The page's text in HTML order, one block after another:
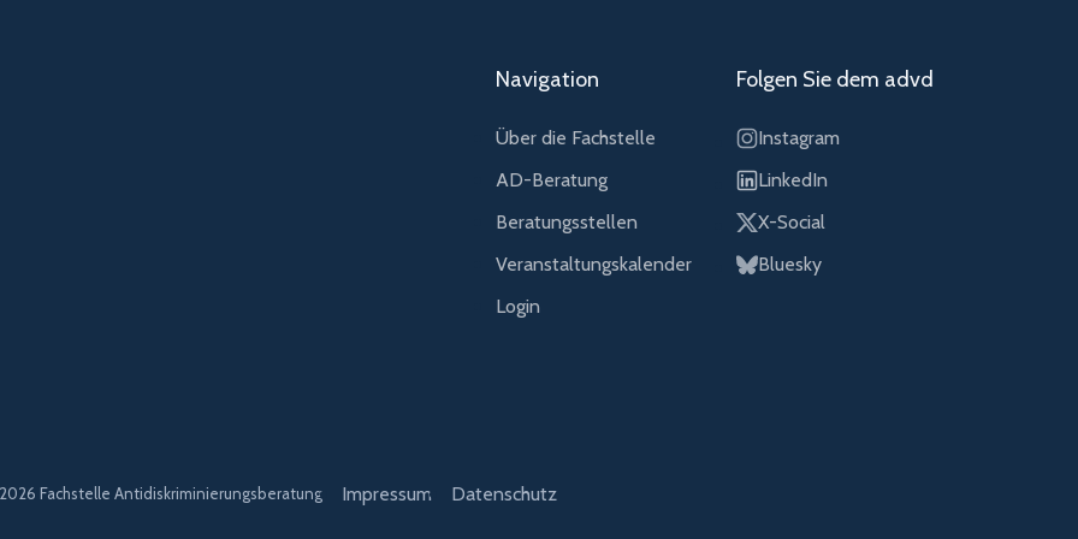
Navigation
Über die Fachstelle
AD-Beratung
Beratungsstellen
Veranstaltungskalender
Login
Folgen Sie dem advd
Instagram
LinkedIn
X-Social
Bluesky
Fachstelle Antidiskriminierungsberatung Impressum Datenschutz